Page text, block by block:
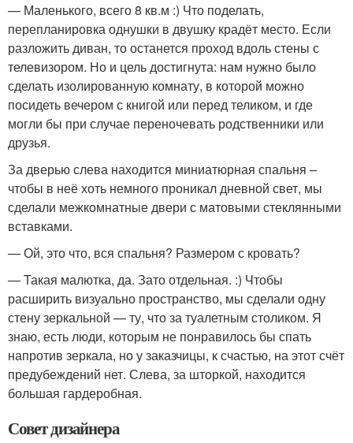
— Маленького, всего 8 кв.м :) Что поделать,
перепланировка однушки в двушку крадёт место. Если
разложить диван, то останется проход вдоль стены с
телевизором. Но и цель достигнута: нам нужно было
сделать изолированную комнату, в которой можно
посидеть вечером с книгой или перед теликом, и где
могли бы при случае переночевать родственники или
друзья.
За дверью слева находится миниатюрная спальня –
чтобы в неё хоть немного проникал дневной свет, мы
сделали межкомнатные двери с матовыми стеклянными
вставками.
— Ой, это что, вся спальня? Размером с кровать?
— Такая малютка, да. Зато отдельная. :) Чтобы
расширить визуально пространство, мы сделали одну
стену зеркальной — ту, что за туалетным столиком. Я
знаю, есть люди, которым не понравилось бы спать
напротив зеркала, но у заказчицы, к счастью, на этот счёт
предубеждений нет. Слева, за шторкой, находится
большая гардеробная.
Совет дизайнера